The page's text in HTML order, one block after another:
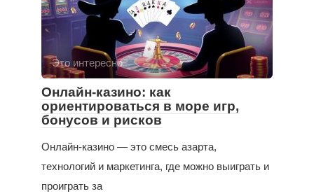
Это интересно
Онлайн-казино: как
ориентироваться в море игр,
бонусов и рисков
Онлайн-казино — это смесь азарта,
технологий и маркетинга, где можно выиграть и
проиграть за